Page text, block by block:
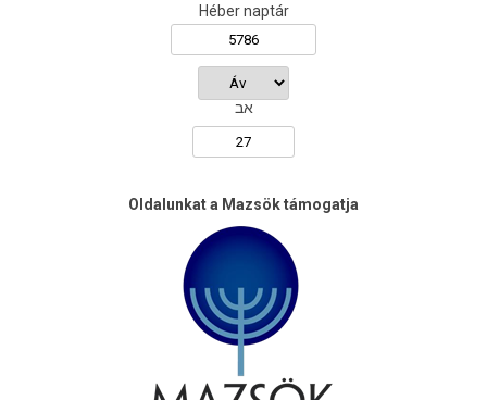
Héber naptár
אב
Oldalunkat a Mazsök támogatja